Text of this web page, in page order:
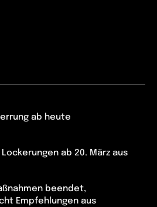
ab heute
ab 20. März aus
beendet,
Empfehlungen aus